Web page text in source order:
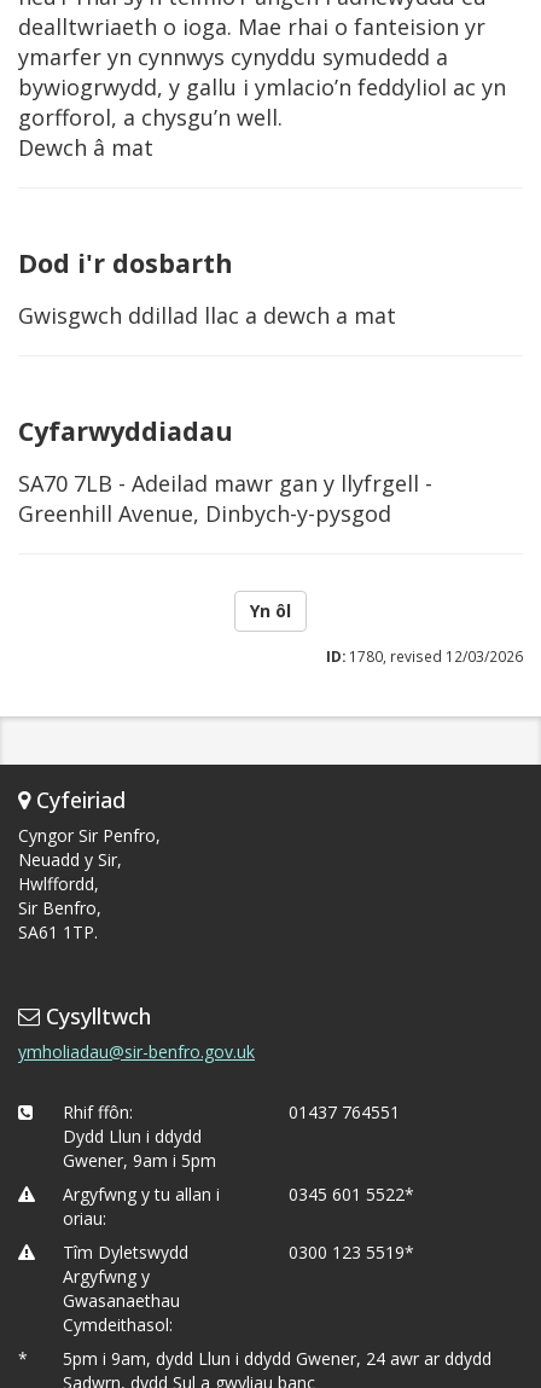
dealltwriaeth o ioga. Mae rhai o fanteision yr
ymarfer yn cynnwys cynyddu symudedd a
bywiogrwydd, y gallu i ymlacio’n feddyliol ac yn
gorfforol, a chysgu’n well.
Dewch â mat
Dod i'r dosbarth
Gwisgwch ddillad llac a dewch a mat
Cyfarwyddiadau
SA70 7LB - Adeilad mawr gan y llyfrgell -
Greenhill Avenue, Dinbych-y-pysgod
Yn ôl
ID: 1780, revised 12/03/2026
Cyfeiriad
Cyngor Sir Penfro,
Neuadd y Sir,
Hwlffordd,
Sir Benfro,
SA61 1TP.
Cysylltwch
ymholiadau@sir-benfro.gov.uk
Rhif ffôn:
Dydd Llun i ddydd
Gwener, 9am i 5pm
01437 764551
Argyfwng y tu allan i
oriau:
0345 601 5522*
Tîm Dyletswydd
Argyfwng y
Gwasanaethau
Cymdeithasol:
0300 123 5519*
*
5pm i 9am, dydd Llun i ddydd Gwener, 24 awr ar ddydd
Sadwrn, dydd Sul a gwyliau banc